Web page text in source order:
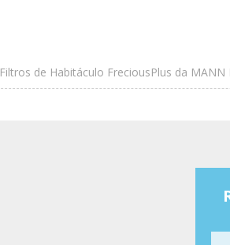
Filtros de Habitáculo FreciousPlus da